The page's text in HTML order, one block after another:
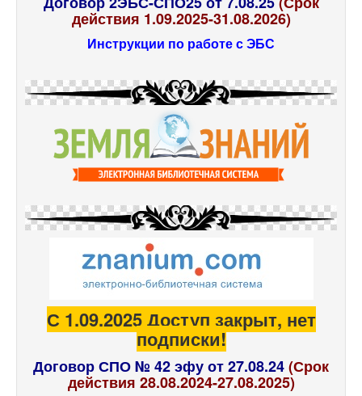
действия 1.09.2025-31.08.2026)
Инструкции по работе с ЭБС
С 1.09.2025 Доступ закрыт, нет
подписки!
Договор СПО № 42 эфу от 27.08.24(Срок
действия 28.08.2024-27.08.2025)